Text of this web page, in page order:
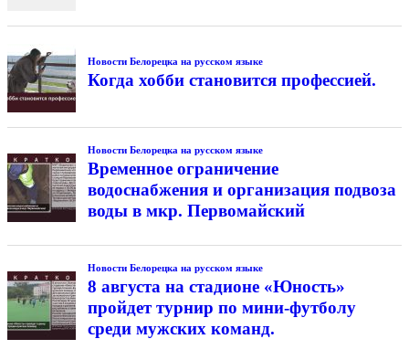
Новости Белорецка на русском языке
Когда хобби становится профессией.
Новости Белорецка на русском языке
Временное ограничение
водоснабжения и организация подвоза
воды в мкр. Первомайский
Новости Белорецка на русском языке
8 августа на стадионе «Юность»
пройдет турнир по мини-футболу
среди мужских команд.